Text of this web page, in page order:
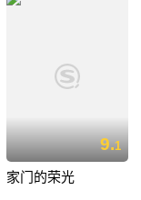
9.1
家门的荣光